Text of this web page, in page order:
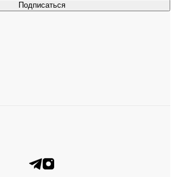
Подписаться